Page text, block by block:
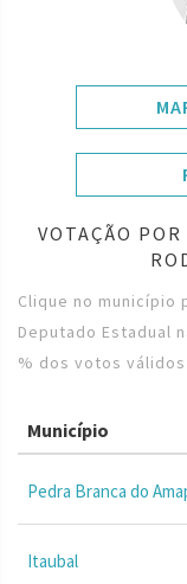
VOTAÇÃO
Clique no município
Deputado Estadual
% dos votos
Município
Pedra Branca do
Itaubal